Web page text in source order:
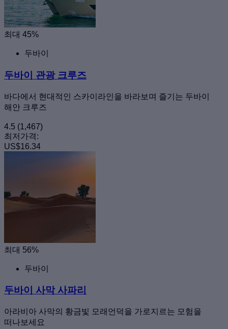
최대 45%
두바이
두바이 관광 크루즈
바다에서 현대적인 스카이라인을 바라보며 즐기는 두바이
해안 크루즈
4.5 (1,467)
최저가격:
US$16.34
최대 56%
두바이
두바이 사막 사파리
아라비아 사막의 황금빛 모래언덕을 가로지르는 모험을
떠나보세요